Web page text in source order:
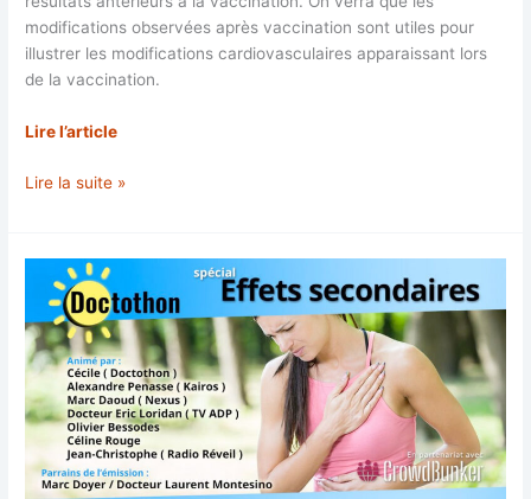
modifications observées après vaccination sont utiles pour
illustrer les modifications cardiovasculaires apparaissant lors
de la vaccination.
Lire l’article
Baisse
sportives
après
vaccination
par
un
vaccin
COVID-
mRNA
Lire la suite »